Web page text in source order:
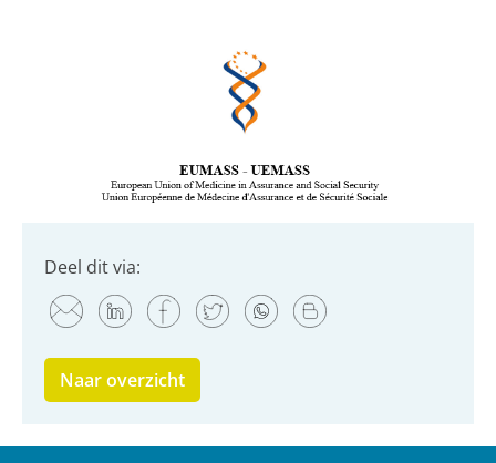
Deel dit via:
Naar overzicht